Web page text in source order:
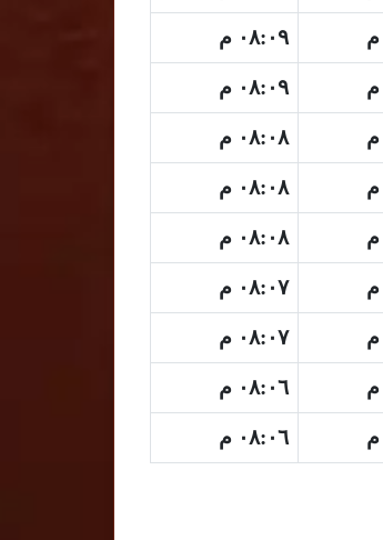
٠٨:٠٩ م
٠٨:٠٩ م
٠٨:٠٨ م
٠٨:٠٨ م
٠٨:٠٨ م
٠٨:٠٧ م
٠٨:٠٧ م
٠٨:٠٦ م
٠٨:٠٦ م